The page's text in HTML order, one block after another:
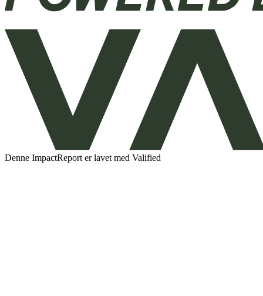
Denne ImpactReport er lavet med Valified